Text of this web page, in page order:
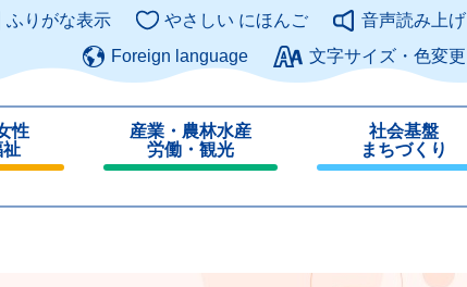
このページの本文へ
ふりがな表示 やさしい にほんご
音声読み上げ
Foreign language
文字サイズ・色変更
性
祉
産業・農林水産
労働・観光
じ
社会基盤
まちづくり
じ